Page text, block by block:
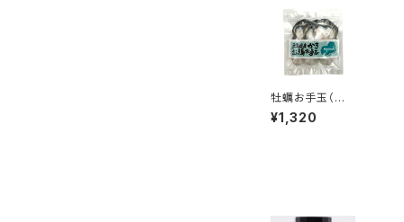
牡蠣お手玉（むき
身）3個セット
¥1,320